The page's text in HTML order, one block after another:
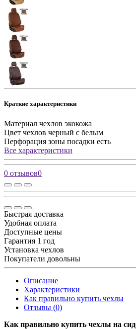
Краткие характеристики
Материал чехлов экокожа
Цвет чехлов черный с белым
Перфорация зоны посадки есть
Все характеристики
0 отзывов0
Быстрая доставка
Удобная оплата
Доступные цены
Гарантия 1 год
Установка чехлов
Покупатели довольны
Описание
Характеристики
Как правильно купить чехлы
Отзывы (0)
Как правильно купить чехлы на